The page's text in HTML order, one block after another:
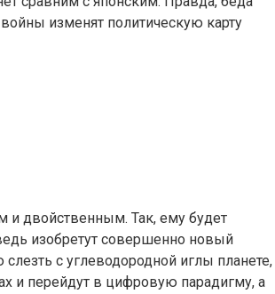
изменят политическую карту
и двойственным. Так, ему будет
изобретут совершенно новый
с углеводородной иглы планете,
и перейдут в цифровую парадигму, а